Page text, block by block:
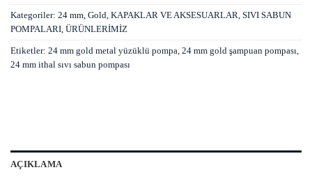
Kategoriler: 24 mm, Gold, KAPAKLAR VE AKSESUARLAR, SIVI SABUN
POMPALARI, ÜRÜNLERİMİZ
Etiketler: 24 mm gold metal yüzüklü pompa, 24 mm gold şampuan pompası,
24 mm ithal sıvı sabun pompası
AÇIKLAMA